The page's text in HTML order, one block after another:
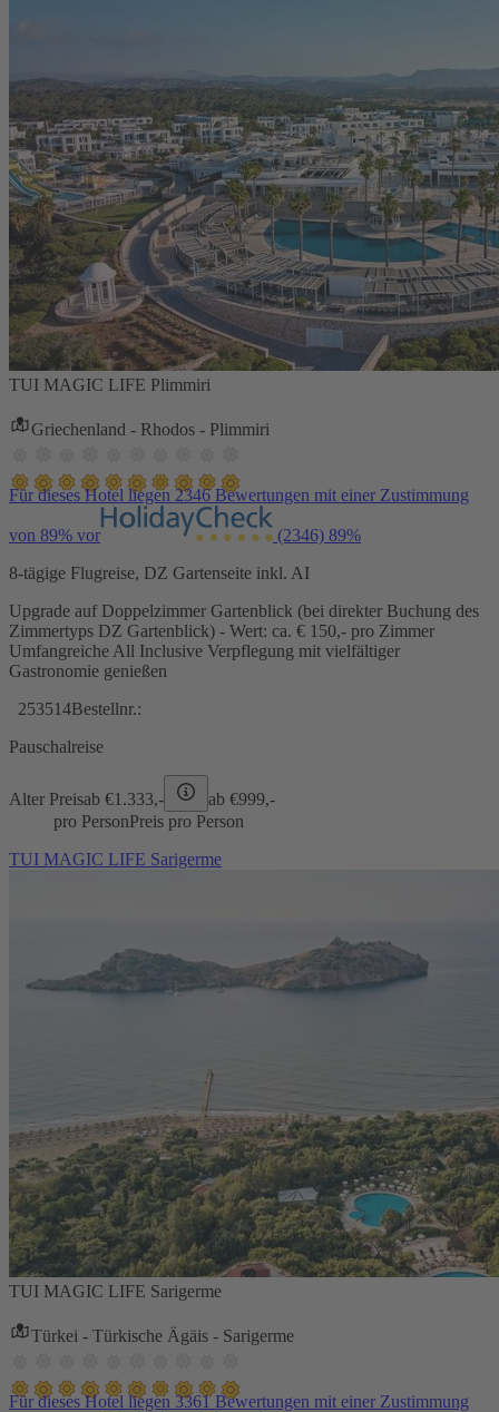
TUI MAGIC LIFE Plimmiri
Griechenland - Rhodos - Plimmiri
Für dieses Hotel liegen 2346 Bewertungen mit einer Zustimmung
von 89% vor (2346) 89%
8-tägige Flugreise, DZ Gartenseite inkl. AI
Upgrade auf Doppelzimmer Gartenblick (bei direkter Buchung des
Zimmertyps DZ Gartenblick) - Wert: ca. € 150,- pro Zimmer
Umfangreiche All Inclusive Verpflegung mit vielfältiger
Gastronomie genießen
253514Bestellnr.:
Pauschalreise
Alter Preisab €1.333,- ab €999,-
pro PersonPreis pro Person
TUI MAGIC LIFE Sarigerme
TUI MAGIC LIFE Sarigerme
Türkei - Türkische Ägäis - Sarigerme
Für dieses Hotel liegen 3361 Bewertungen mit einer Zustimmung